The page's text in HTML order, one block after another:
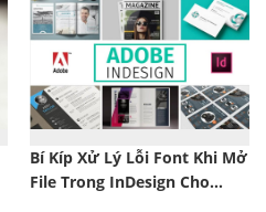
Bí Kíp Xử Lý Lỗi Font Khi Mở
File Trong InDesign Cho